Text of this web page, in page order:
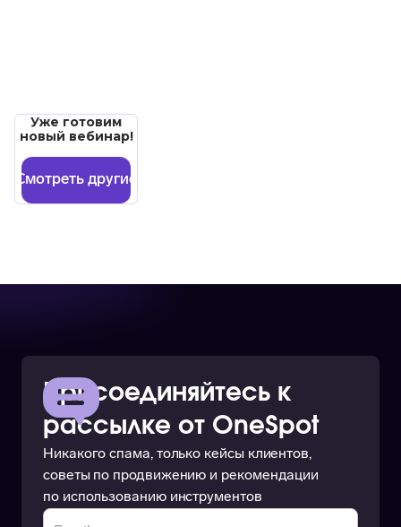
Уже готовим
новый вебинар!
Смотреть другие
Присоединяйтесь к
рассылке от OneSpot
Никакого спама, только кейсы клиентов,
советы по продвижению и рекомендации
по использованию инструментов